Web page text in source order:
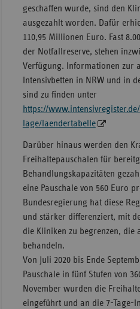
geschaffen wurde, sind den
ausgezahlt worden. Dafür
110,95 Millionen Euro. Fast
der Notfallreserve, stehen
Verfügung. Informationen zur
Intensivbetten in NRW und in
sind zu finden unter
https://
lage/laendertabelle
Darüber hinaus werden den
Freihaltepauschalen für
Behandlungskapazitäten
eine Pauschale von 560 Euro
Bundesregierung hat diese
und stärker differenziert, mit
die Kliniken zu begrenzen, die
behandeln.
Von Juli 2020 bis Ende
Pauschale in fünf Stufen von
November wurden die
eingeführt und an die 7-Tage-